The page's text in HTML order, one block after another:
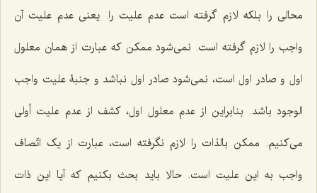
محالى را بلکه لازم گرفته است عدم علیت را. یعنى عدم علیت آن
واجب را لازم گرفته است. نمى‌شود ممکن که عبارت از همان معلول
اول و صادر اول است، نمى‌شود صادر اول نباشد و جنبۀ علیت واجب
الوجود باشد. بنابراین از عدم معلول اول، کشف از عدم علیت أولی
مى‌کنیم. ممکن بالذات را لازم نگرفته است، عبارت از یک اتّصاف
واجب به این علیت است. حالا باید بحث بکنیم که آیا این ذات